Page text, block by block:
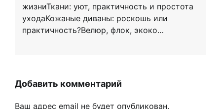
жизниТкани: уют, практичность и простота
уходаКожаные диваны: роскошь или
практичность?Велюр, флок, экоко…
Добавить комментарий
Ваш адрес email не будет опубликован.